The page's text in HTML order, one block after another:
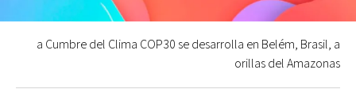
a Cumbre del Clima COP30 se desarrolla en Belém, Brasil, a
orillas del Amazonas